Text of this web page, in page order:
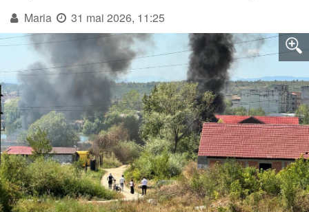
Maria 31 mai 2026, 11:25